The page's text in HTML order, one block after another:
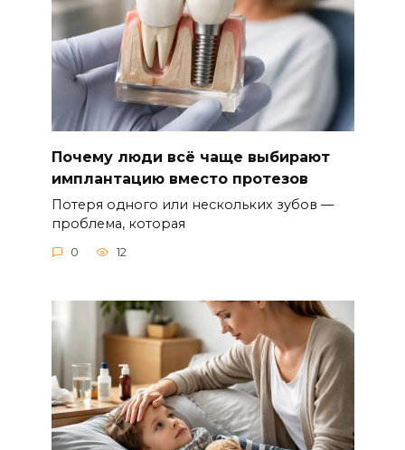
Почему люди всё чаще выбирают
имплантацию вместо протезов
Потеря одного или нескольких зубов —
проблема, которая
0 12